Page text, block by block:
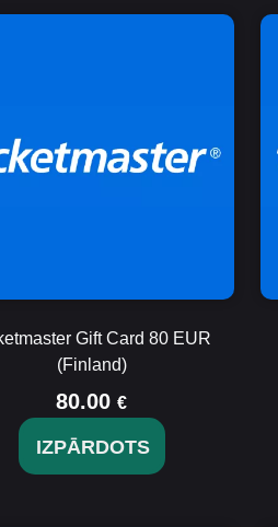
Gift Card 80 EUR
(Finland)
80.00 €
IZPĀRDOTS